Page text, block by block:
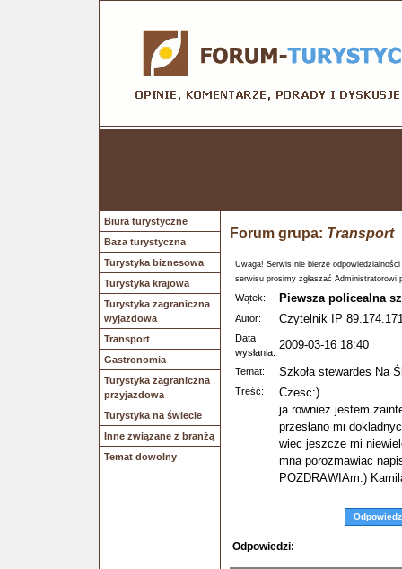
Biura turystyczne
Baza turystyczna
Turystyka biznesowa
Turystyka krajowa
Turystyka zagraniczna
wyjazdowa
Transport
Gastronomia
Turystyka zagraniczna
przyjazdowa
Turystyka na świecie
Inne związane z branżą
Temat dowolny
Forum grupa: Transport
Uwaga! Serwis nie bierze
serwisu prosimy zgłaszać Administratorowi
Wątek: Piewsza policealna
Autor: Czytelnik IP
Data
wysłania:
2009-03-16 18:40
Temat: Szkoła stewardes Na
Treść:
Czesc:)
ja rowniez jestem
przesłano mi
wiec jeszcze mi
mna porozmawiac
POZDRAWIAm:)
Odpowiedz
Odpowiedzi: